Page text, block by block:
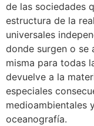
de las sociedades
estructura de la
universales
donde surgen o se
misma para todas
devuelve a la
especiales
medioambientales
oceanografía.